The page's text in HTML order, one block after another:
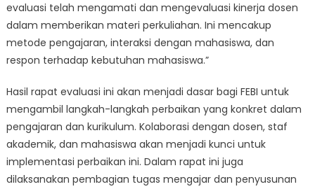
evaluasi telah mengamati dan mengevaluasi kinerja dosen
dalam memberikan materi perkuliahan. Ini mencakup
metode pengajaran, interaksi dengan mahasiswa, dan
respon terhadap kebutuhan mahasiswa.”
Hasil rapat evaluasi ini akan menjadi dasar bagi FEBI untuk
mengambil langkah-langkah perbaikan yang konkret dalam
pengajaran dan kurikulum. Kolaborasi dengan dosen, staf
akademik, dan mahasiswa akan menjadi kunci untuk
implementasi perbaikan ini. Dalam rapat ini juga
dilaksanakan pembagian tugas mengajar dan penyusunan